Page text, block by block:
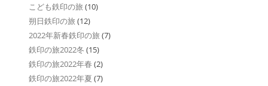
こども鉄印の旅 (10)
朔日鉄印の旅 (12)
2022年新春鉄印の旅 (7)
鉄印の旅2022冬 (15)
鉄印の旅2022年春 (2)
鉄印の旅2022年夏 (7)